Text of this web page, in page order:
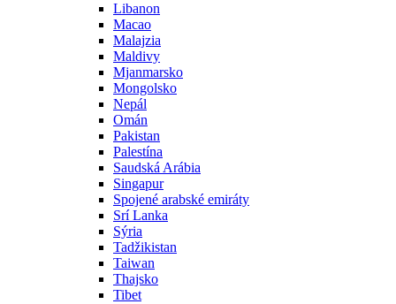
Libanon
Macao
Malajzia
Maldivy
Mjanmarsko
Mongolsko
Nepál
Omán
Pakistan
Palestína
Saudská Arábia
Singapur
Spojené arabské emiráty
Srí Lanka
Sýria
Tadžikistan
Taiwan
Thajsko
Tibet